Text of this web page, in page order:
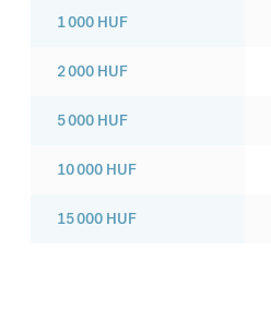
1 000 HUF
2 000 HUF
5 000 HUF
10 000 HUF
15 000 HUF